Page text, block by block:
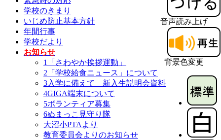
音声読み上げ
背景色変更
学校のきまり
いじめ防止基本方針
年間行事
学校だより
お知らせ
1「さわやか挨拶運動」
2「学校給食ニュース」について
3入学に備えて 新入生説明会資料
4GIGA端末について
5ボランティア募集
6ぬまっこ見守り隊
大沼小PTAより
教育委員会よりのお知らせ